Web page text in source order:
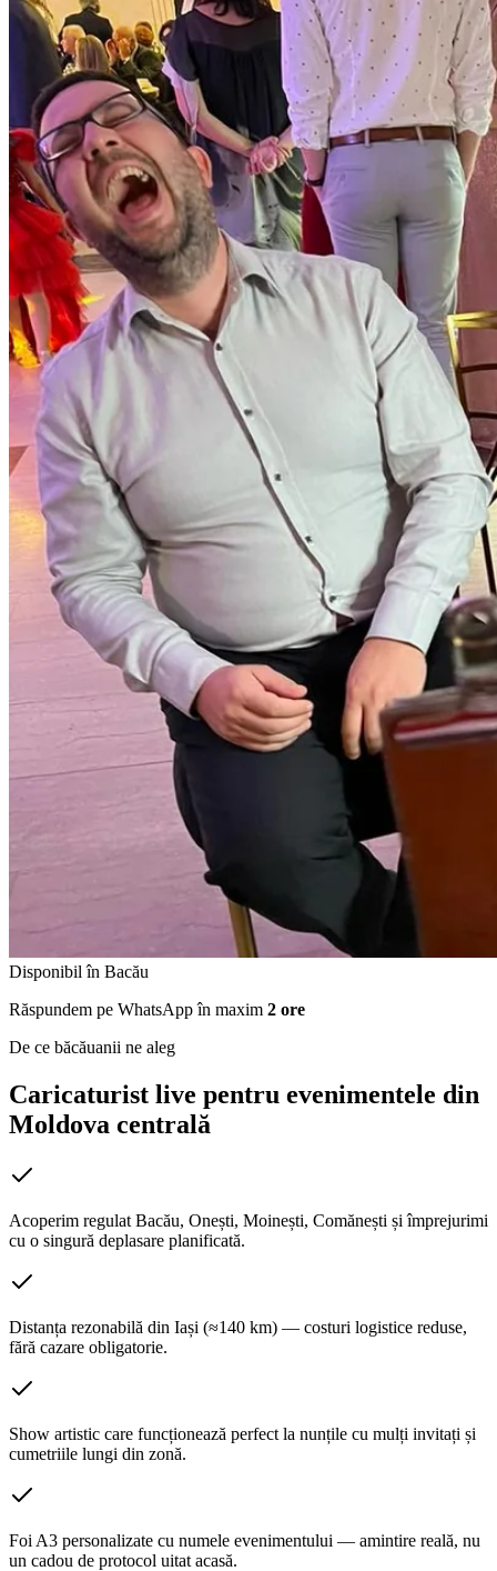
Disponibil în Bacău
Răspundem pe WhatsApp în maxim 2 ore
De ce băcăuanii ne aleg
Caricaturist live pentru evenimentele din
Moldova centrală
Acoperim regulat Bacău, Onești, Moinești, Comănești și împrejurimi
cu o singură deplasare planificată.
Distanța rezonabilă din Iași (≈140 km) — costuri logistice reduse,
fără cazare obligatorie.
Show artistic care funcționează perfect la nunțile cu mulți invitați și
cumetriile lungi din zonă.
Foi A3 personalizate cu numele evenimentului — amintire reală, nu
un cadou de protocol uitat acasă.